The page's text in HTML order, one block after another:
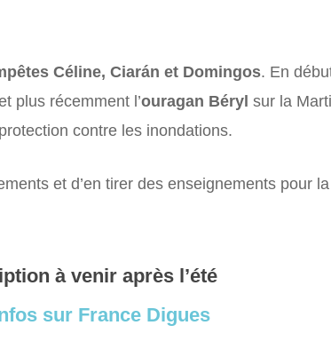
Céline, Ciarán et Domingos. En
plus récemment l’ouragan Béryl sur la
contre les inondations.
et d’en tirer des enseignements pour la
à venir après l’été
sur France Digues